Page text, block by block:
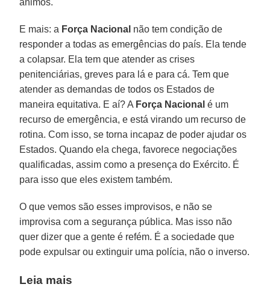
E mais: a Força Nacional não tem condição de
responder a todas as emergências do país. Ela tende
a colapsar. Ela tem que atender as crises
penitenciárias, greves para lá e para cá. Tem que
atender as demandas de todos os Estados de
maneira equitativa. E aí? A Força Nacional é um
recurso de emergência, e está virando um recurso de
rotina. Com isso, se torna incapaz de poder ajudar os
Estados. Quando ela chega, favorece negociações
qualificadas, assim como a presença do Exército. É
para isso que eles existem também.
O que vemos são esses improvisos, e não se
improvisa com a segurança pública. Mas isso não
quer dizer que a gente é refém. É a sociedade que
pode expulsar ou extinguir uma polícia, não o inverso.
Leia mais